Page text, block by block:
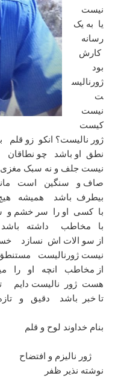
نیست
یا به یک
رسانه
کارش
بود
ژورنالیس
ت
نیست
کیست
ژور نالیست؟ انکو زو
نطق او باشد چو
نیست جلف و نه سبک مغزی
صاف و سنگین است
بیطرف باشد همیشه
با کسی او را سر خشم و
با مخاطب داشته باشد
از سو الات اش نسازد
نیست ژورنالیست
از مخاطب انچه او را
هست ژور نالیست دایم
تا خبر باشد دقیق و
بنام خداوند لوح و قلم
ژور نالیزم و افتضاح
نوشته نذیر ظفر